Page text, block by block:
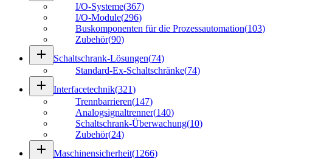
I/O-Systeme(367)
I/O-Module(296)
Buskomponenten für die Prozessautomation(103)
Zubehör(90)
add Schaltschrank-Lösungen(74)
Standard-Ex-Schaltschränke(74)
add Interfacetechnik(321)
Trennbarrieren(147)
Analogsignaltrenner(140)
Schaltschrank-Überwachung(10)
Zubehör(24)
add Maschinensicherheit(1266)